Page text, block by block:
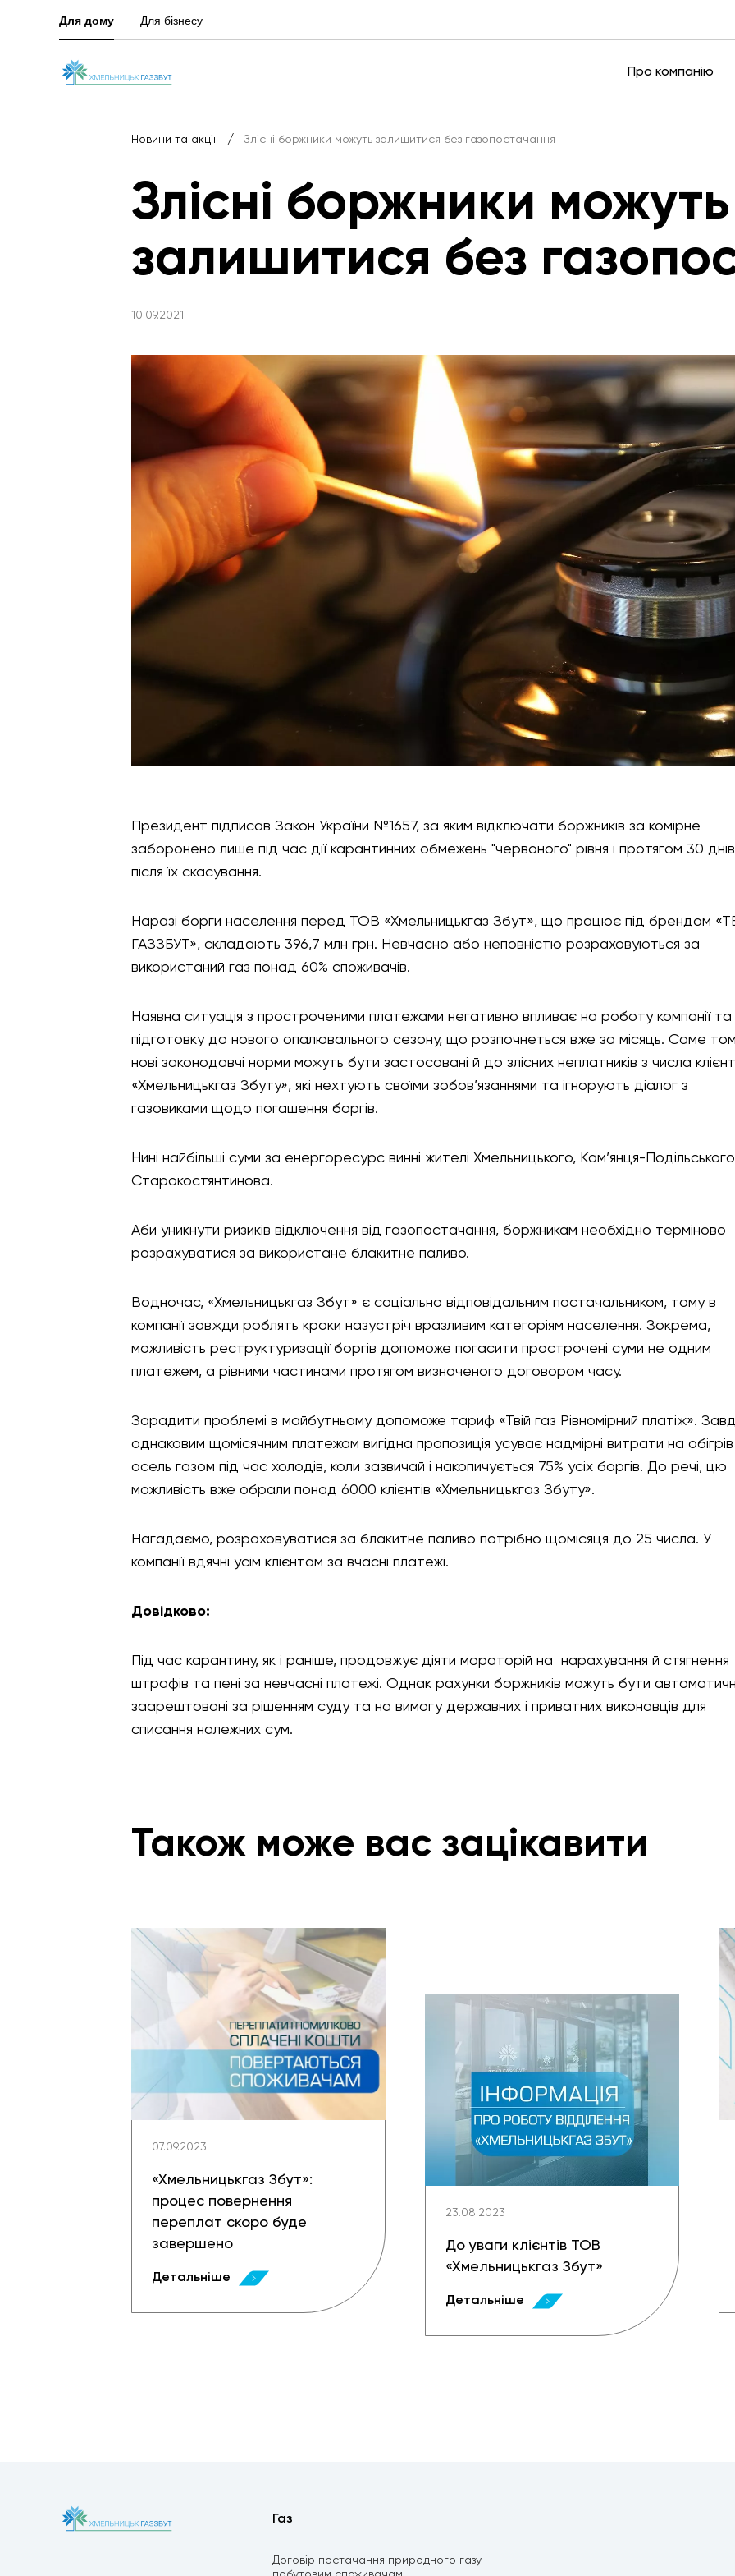
Для дому Для бізнесу
Про компанію
Новини та акції / Злісні боржники можуть залишитися без газопостачання
Злісні боржники можуть
залишитися без
10.09.2021
Президент підписав Закон України №1657, за яким відключати боржників за комірне
заборонено лише під час дії карантинних обмежень "червоного" рівня і протягом 30 днів
після їх скасування.
Наразі борги населення перед ТОВ «Хмельницькгаз Збут», що працює під брендом
ГАЗЗБУТ», складають 396,7 млн грн. Невчасно або неповністю розраховуються за
використаний газ понад 60% споживачів.
Наявна ситуація з простроченими платежами негативно впливає на роботу компанії та
підготовку до нового опалювального сезону, що розпочнеться вже за місяць. Саме
нові законодавчі норми можуть бути застосовані й до злісних неплатників з числа
«Хмельницькгаз Збуту», які нехтують своїми зобов’язаннями та ігнорують діалог з
газовиками щодо погашення боргів.
Нині найбільші суми за енергоресурс винні жителі Хмельницького, Кам’янця-
Старокостянтинова.
Аби уникнути ризиків відключення від газопостачання, боржникам необхідно терміново
розрахуватися за використане блакитне паливо.
Водночас, «Хмельницькгаз Збут» є соціально відповідальним постачальником, тому в
компанії завжди роблять кроки назустріч вразливим категоріям населення. Зокрема,
можливість реструктуризації боргів допоможе погасити прострочені суми не одним
платежем, а рівними частинами протягом визначеного договором часу.
Зарадити проблемі в майбутньому допоможе тариф «Твій газ Рівномірний платіж».
однаковим щомісячним платежам вигідна пропозиція усуває надмірні витрати на обігрів
осель газом під час холодів, коли зазвичай і накопичується 75% усіх боргів. До речі, цю
можливість вже обрали понад 6000 клієнтів «Хмельницькгаз Збуту».
Нагадаємо, розраховуватися за блакитне паливо потрібно щомісяця до 25 числа. У
компанії вдячні усім клієнтам за вчасні платежі.
Довідково:
Під час карантину, як і раніше, продовжує діяти мораторій на нарахування й стягнення
штрафів та пені за невчасні платежі. Однак рахунки боржників можуть бути
заарештовані за рішенням суду та на вимогу державних і приватних виконавців для
списання належних сум.
Також може вас зацікавити
07.09.2023
«Хмельницькгаз Збут»:
процес повернення
переплат скоро буде
завершено
Детальніше
23.08.2023
До уваги клієнтів ТОВ
«Хмельницькгаз Збут»
Детальніше
Газ
Договір постачання природного газу